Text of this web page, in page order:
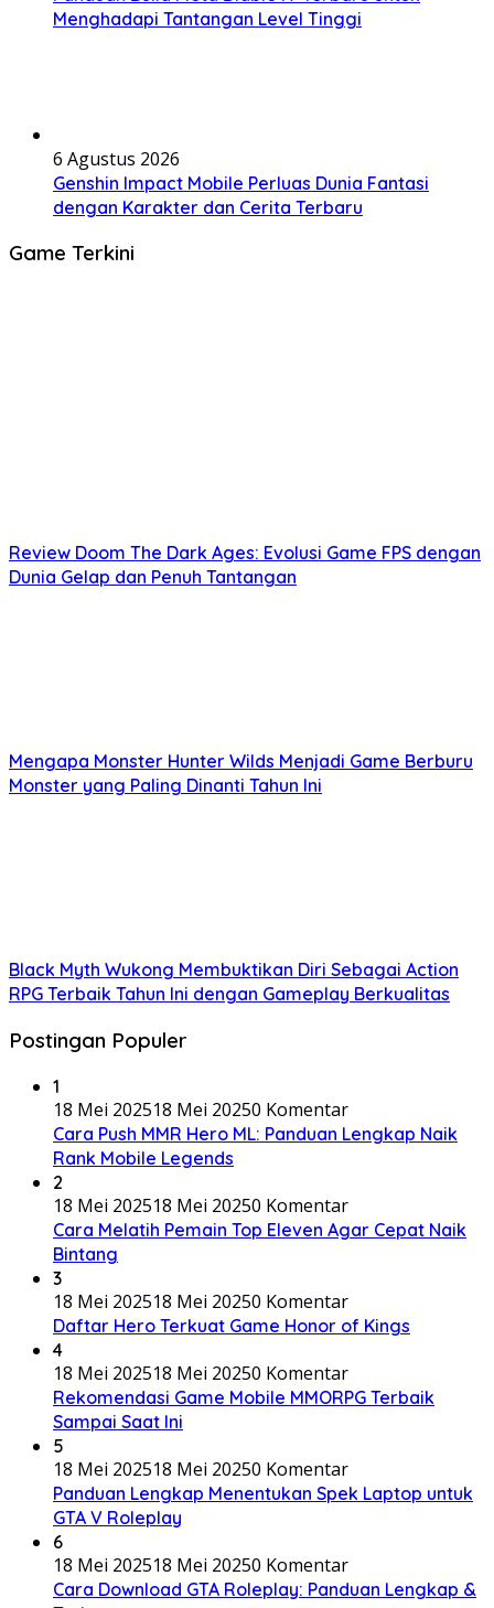
Menghadapi Tantangan Level Tinggi
6 Agustus 2026
Genshin Impact Mobile Perluas Dunia Fantasi
dengan Karakter dan Cerita Terbaru
Game Terkini
Review Doom The Dark Ages: Evolusi Game FPS dengan
Dunia Gelap dan Penuh Tantangan
Mengapa Monster Hunter Wilds Menjadi Game Berburu
Monster yang Paling Dinanti Tahun Ini
Black Myth Wukong Membuktikan Diri Sebagai Action
RPG Terbaik Tahun Ini dengan Gameplay Berkualitas
Postingan Populer
1
18 Mei 202518 Mei 20250 Komentar
Cara Push MMR Hero ML: Panduan Lengkap Naik
Rank Mobile Legends
2
18 Mei 202518 Mei 20250 Komentar
Cara Melatih Pemain Top Eleven Agar Cepat Naik
Bintang
3
18 Mei 202518 Mei 20250 Komentar
Daftar Hero Terkuat Game Honor of Kings
4
18 Mei 202518 Mei 20250 Komentar
Rekomendasi Game Mobile MMORPG Terbaik
Sampai Saat Ini
5
18 Mei 202518 Mei 20250 Komentar
Panduan Lengkap Menentukan Spek Laptop untuk
GTA V Roleplay
6
18 Mei 202518 Mei 20250 Komentar
Cara Download GTA Roleplay: Panduan Lengkap &